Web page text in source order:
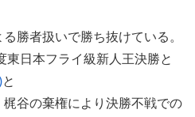
勝者扱いで勝ち抜けている。
東日本フライ級新人王決勝と
と
谷の棄権により決勝不戦での